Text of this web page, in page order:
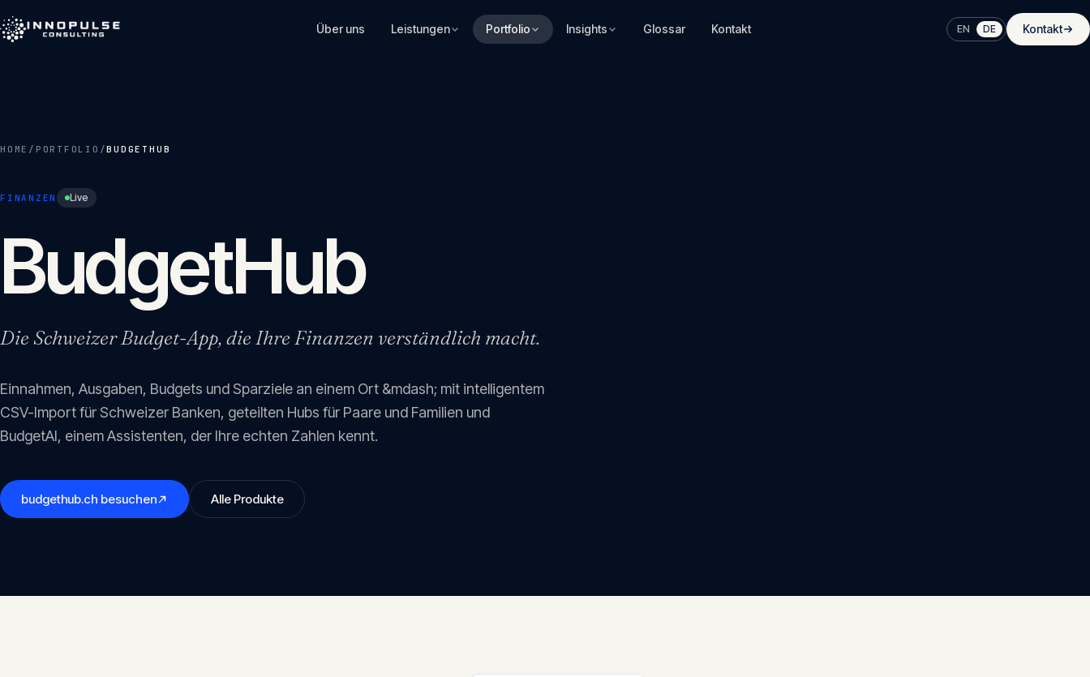
Über uns Leistungen Portfolio Insights Glossar Kontakt EN DE Kontakt
HOME / PORTFOLIO /BUDGETHUB
FINANZEN Live
BudgetHub
Die Schweizer Budget-App, die Ihre Finanzen verständlich macht.
Einnahmen, Ausgaben, Budgets und Sparziele an einem Ort &mdash; mit intelligentem
CSV-Import für Schweizer Banken, geteilten Hubs für Paare und Familien und
BudgetAI, einem Assistenten, der Ihre echten Zahlen kennt.
budgethub.ch besuchen Alle Produkte